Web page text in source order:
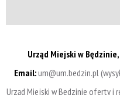
Urząd Miejski w Będzinie,
Email:um@um.bedzin.pl
Urząd Miejski w Będzinie oferty i